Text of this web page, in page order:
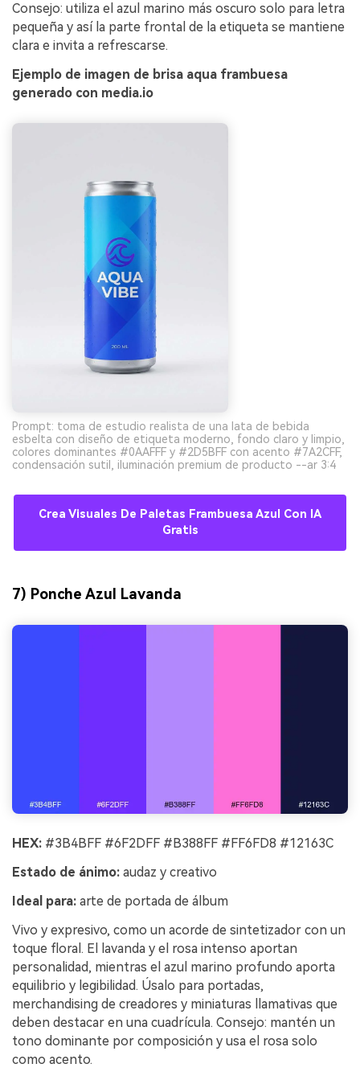
Consejo: utiliza el azul marino más oscuro solo para letra
pequeña y así la parte frontal de la etiqueta se mantiene
clara e invita a refrescarse.
Ejemplo de imagen de brisa aqua frambuesa
generado con media.io
Prompt: toma de estudio realista de una lata de bebida
esbelta con diseño de etiqueta moderno, fondo claro y limpio,
colores dominantes #0AAFFF y #2D5BFF con acento #7A2CFF,
condensación sutil, iluminación premium de producto --ar 3:4
Crea Visuales De Paletas Frambuesa Azul Con IA
Gratis
7) Ponche Azul Lavanda
HEX: #3B4BFF #6F2DFF #B388FF #FF6FD8 #12163C
Estado de ánimo: audaz y creativo
Ideal para: arte de portada de álbum
Vivo y expresivo, como un acorde de sintetizador con un
toque floral. El lavanda y el rosa intenso aportan
personalidad, mientras el azul marino profundo aporta
equilibrio y legibilidad. Úsalo para portadas,
merchandising de creadores y miniaturas llamativas que
deben destacar en una cuadrícula. Consejo: mantén un
tono dominante por composición y usa el rosa solo
como acento.